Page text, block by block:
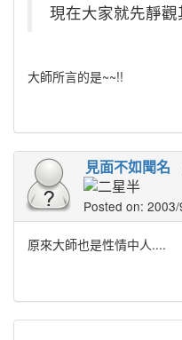
現在大家就先靜
大師所言的是~~!!
見面不如聞名
Posted on:
原來大師也是性情中人....